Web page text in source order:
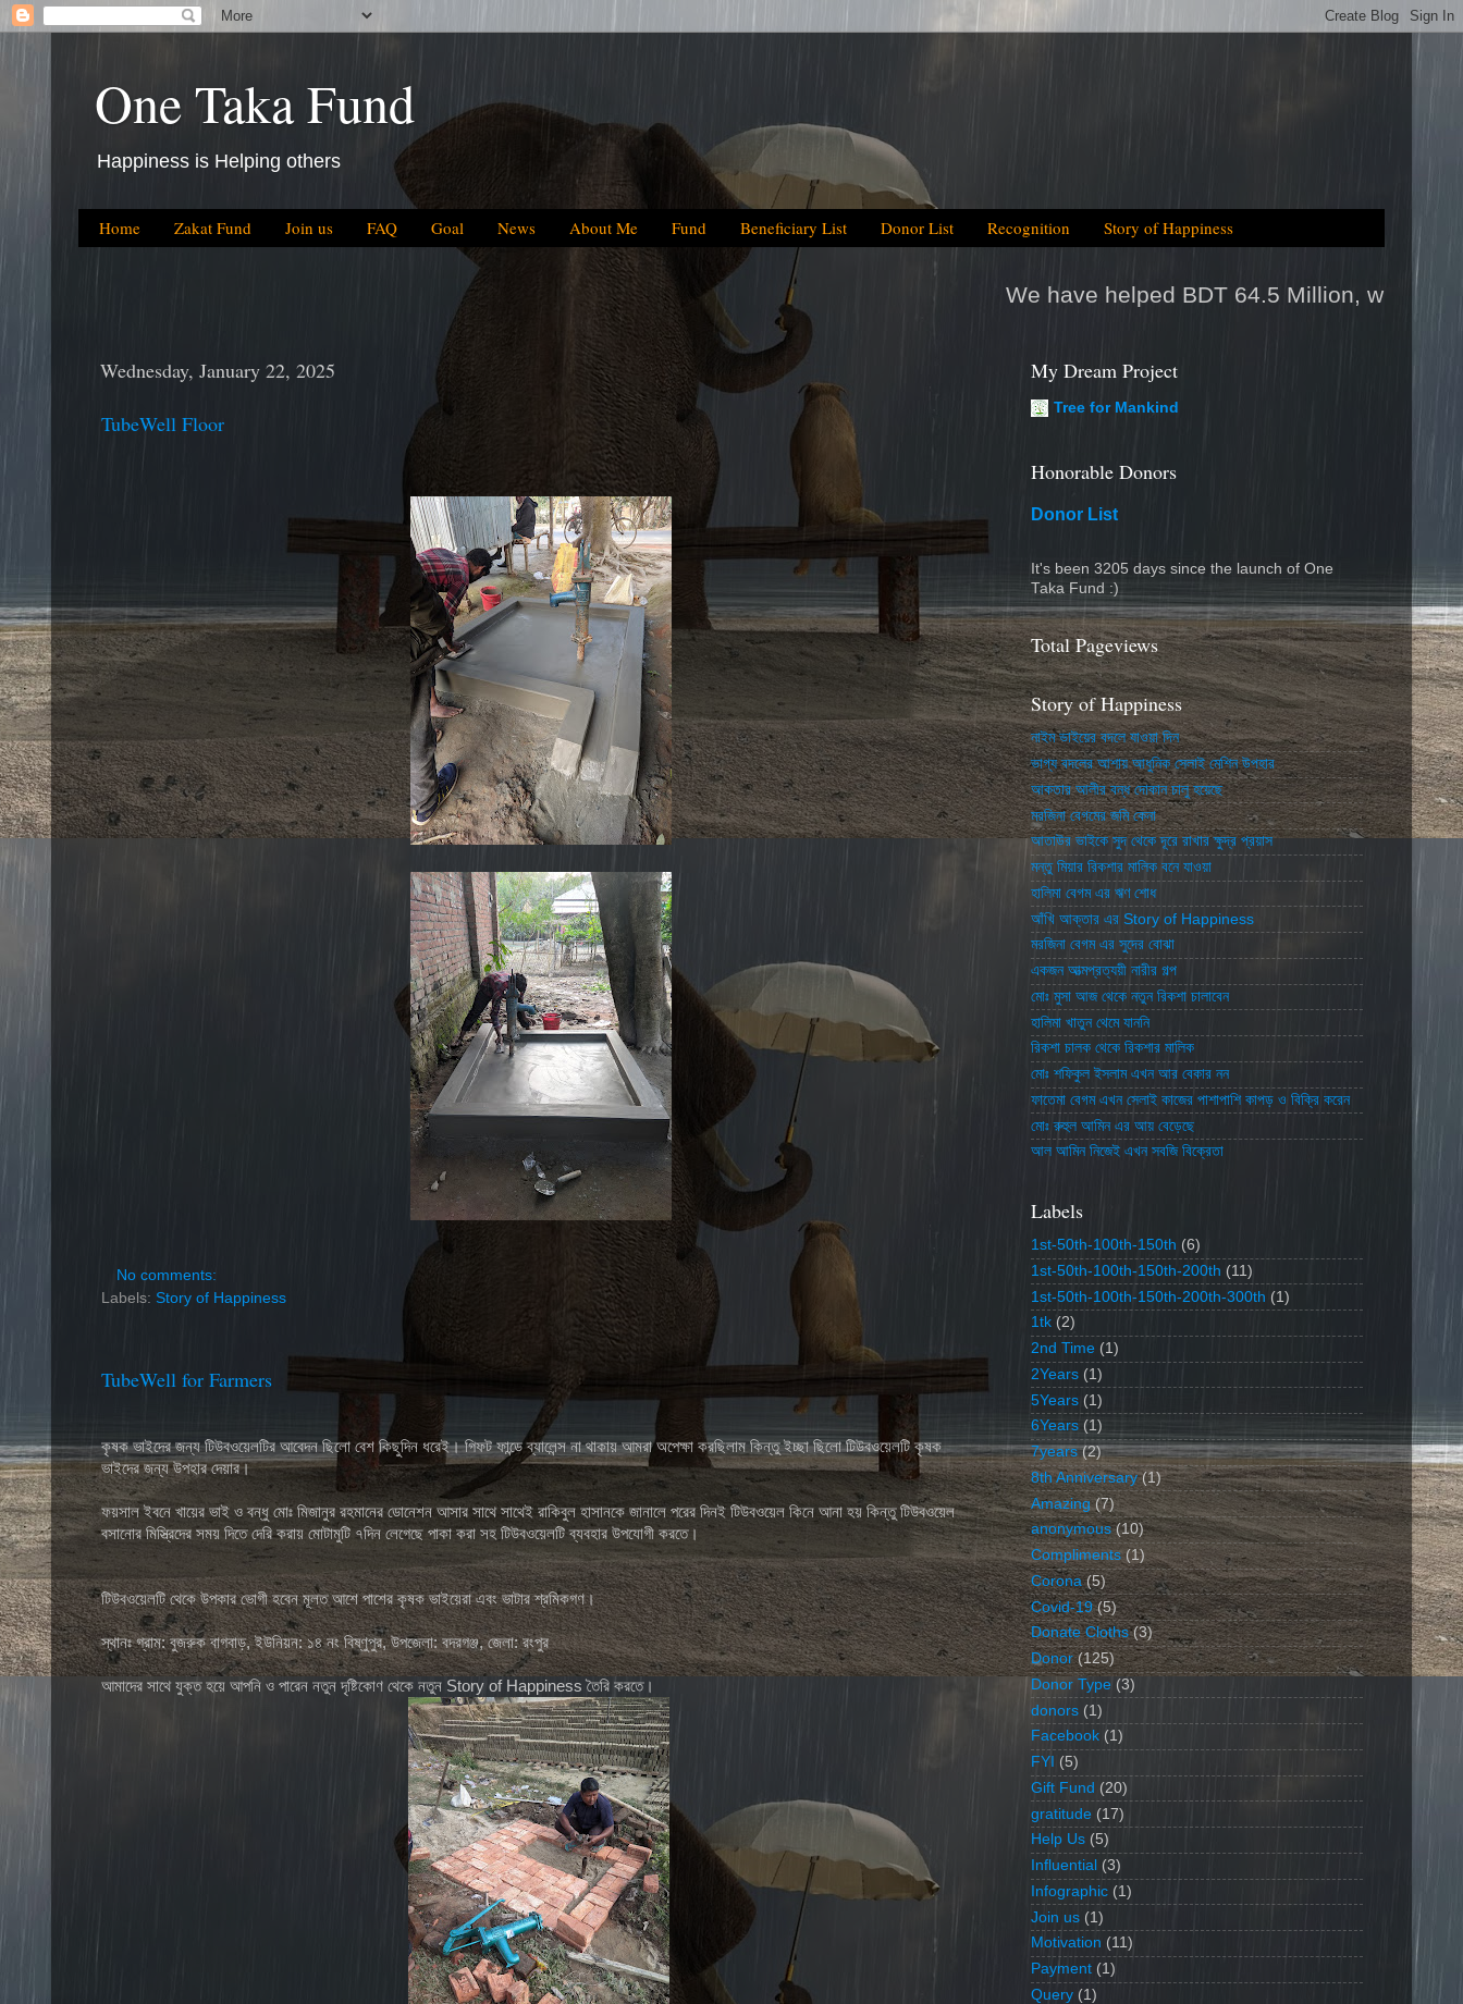
One Taka Fund
Happiness is Helping others
Home Zakat Fund Join us FAQ Goal News About Me Fund Beneficiary List Donor List Recognition Story of Happiness
We have helped BDT 64.5 Million, which is equal to 2025tk
Wednesday, January 22, 2025
TubeWell Floor
No comments:
Labels: Story of Happiness
TubeWell for Farmers
কৃষক ভাইদের জন্য টিউবওয়েলটির আবেদন ছিলো বেশ কিছুদিন ধরেই। গিফট ফান্ডে ব্যালেন্স না থাকায় আমরা অপেক্ষা করছিলাম কিন্তু ইচ্ছা ছিলো টিউবওয়েলটি কৃষক
ভাইদের জন্য উপহার দেয়ার।
ফয়সাল ইবনে খায়ের ভাই ও বন্ধু মোঃ মিজানুর রহমানের ডোনেশন আসার সাথে সাথেই রাকিবুল হাসানকে জানালে পরের দিনই টিউবওয়েল কিনে আনা হয় কিন্তু টিউবওয়েল
বসানোর মিস্ত্রিদের সময় দিতে দেরি করায় মোটামুটি ৭দিন লেগেছে পাকা করা সহ টিউবওয়েলটি ব্যবহার উপযোগী করতে।
টিউবওয়েলটি থেকে উপকার ভোগী হবেন মূলত আশে পাশের কৃষক ভাইয়েরা এবং ভাটার শ্রমিকগণ।
স্থানঃ গ্রাম: বুজরুক বাগবাড়, ইউনিয়ন: ১৪ নং বিষ্ণুপুর, উপজেলা: বদরগঞ্জ, জেলা: রংপুর
আমাদের সাথে যুক্ত হয়ে আপনি ও পারেন নতুন দৃষ্টিকোণ থেকে নতুন Story of Happiness তৈরি করতে।
My Dream Project
Tree for Mankind
Honorable Donors
Donor List
It's been 3205 days since the launch of One
Taka Fund :)
Total Pageviews
Story of Happiness
নাইম ভাইয়ের বদলে যাওয়া দিন
ভাগ্য বদলের আশায় আধুনিক সেলাই মেশিন উপহার
আকতার আলীর বন্ধ দোকান চালু হয়েছে
মরজিনা বেগমের জমি কেনা
আতাউর ভাইকে সুদ থেকে দূরে রাখার ক্ষুদ্র প্রয়াস
মন্তু মিয়ার রিকশার মালিক বনে যাওয়া
হালিমা বেগম এর ঋণ শোধ
আঁখি আক্তার এর Story of Happiness
মরজিনা বেগম এর সুদের বোঝা
একজন আত্মপ্রত্যয়ী নারীর গল্প
মোঃ মুসা আজ থেকে নতুন রিকশা চালাবেন
হালিমা খাতুন থেমে যাননি
রিকশা চালক থেকে রিকশার মালিক
মোঃ শফিকুল ইসলাম এখন আর বেকার নন
ফাতেমা বেগম এখন সেলাই কাজের পাশাপাশি কাপড় ও বিক্রি করেন
মোঃ রুহুল আমিন এর আয় বেড়েছে
আল আমিন নিজেই এখন সবজি বিক্রেতা
Labels
1st-50th-100th-150th (6)
1st-50th-100th-150th-200th (11)
1st-50th-100th-150th-200th-300th (1)
1tk (2)
2nd Time (1)
2Years (1)
5Years (1)
6Years (1)
7years (2)
8th Anniversary (1)
Amazing (7)
anonymous (10)
Compliments (1)
Corona (5)
Covid-19 (5)
Donate Cloths (3)
Donor (125)
Donor Type (3)
donors (1)
Facebook (1)
FYI (5)
Gift Fund (20)
gratitude (17)
Help Us (5)
Influential (3)
Infographic (1)
Join us (1)
Motivation (11)
Payment (1)
Query (1)